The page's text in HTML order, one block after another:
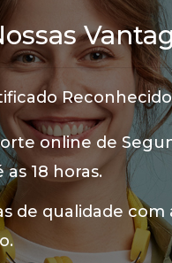
online de
as 18 horas.
de qualidade com